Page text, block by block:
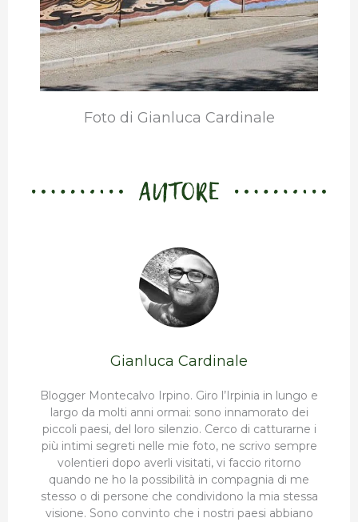
Foto di Gianluca Cardinale
AUTORE
Gianluca Cardinale
Blogger Montecalvo Irpino. Giro l’Irpinia in lungo e
largo da molti anni ormai: sono innamorato dei
piccoli paesi, del loro silenzio. Cerco di catturarne i
più intimi segreti nelle mie foto, ne scrivo sempre
volentieri dopo averli visitati, vi faccio ritorno
quando ne ho la possibilità in compagnia di me
stesso o di persone che condividono la mia stessa
visione. Sono convinto che i nostri paesi abbiano